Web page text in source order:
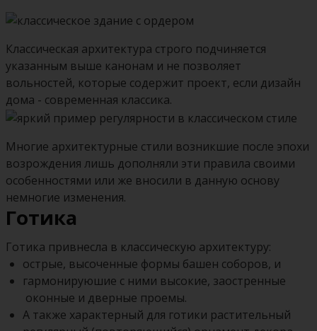
Классическая архитектура строго подчиняется
указанным выше канонам и не позволяет
вольностей, которые содержит проект, если дизайн
дома - современная классика.
Многие архитектурные стили возникшие после эпохи
возрождения лишь дополняли эти правила своими
особенностями или же вносили в данную основу
немногие изменения.
Готика
Готика привнесла в классическую архитектуру:
острые, высоченные формы башен соборов, и
гармонируюшие с ними высокие, заостренные
оконные и дверные проемы.
А также характерный для готики растительный